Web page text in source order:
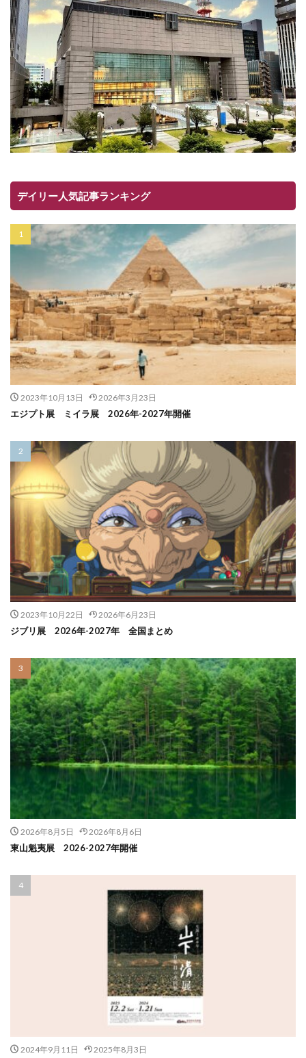
デイリー人気記事ランキング
2023年10月13日 2026年3月23日
エジプト展 ミイラ展 2026年-2027年開催
2023年10月22日 2026年6月23日
ジブリ展 2026年-2027年 全国まとめ
2026年8月5日 2026年8月6日
東山魁夷展 2026-2027年開催
2024年9月11日 2025年8月3日